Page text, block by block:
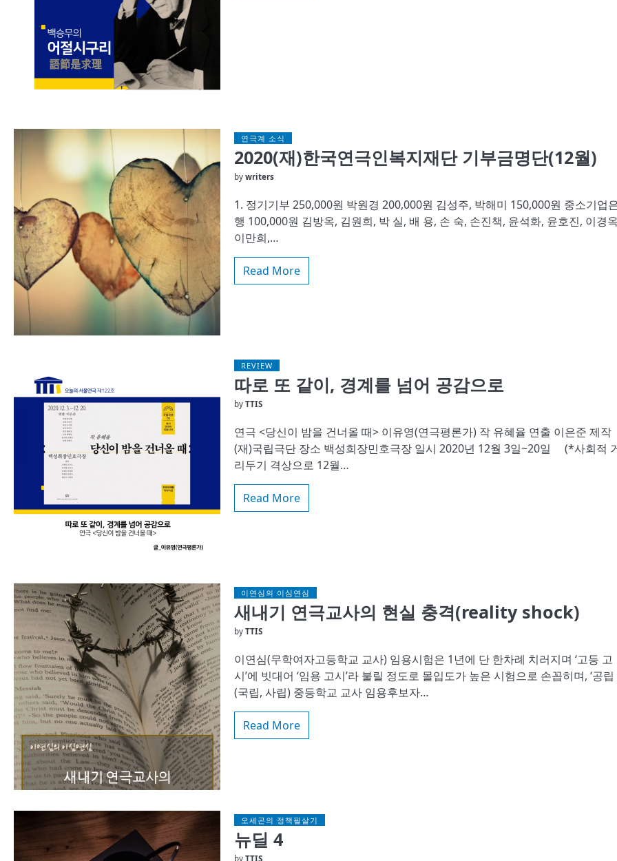
연극계 소식
2020(재)한국연극인복지재단 기부금명단(12월)
by writers
1. 정기기부 250,000원 박원경 200,000원 김성주, 박해미 150,000원 중소기업
행 100,000원 김방옥, 김원희, 박 실, 배 용, 손 숙, 손진책, 윤석화, 윤호진, 이경
이만희,…
Read More
REVIEW
따로 또 같이, 경계를 넘어 공감으로
by TTIS
연극 <당신이 밤을 건너올 때> 이유영(연극평론가) 작 유혜율 연출 이은준 제작
(재)국립극단 장소 백성희장민호극장 일시 2020년 12월 3일~20일 (*사회적
리두기 격상으로 12월…
Read More
이연심의 이심연심
새내기 연극교사의 현실 충격(reality shock)
by TTIS
이연심(무학여자고등학교 교사) 임용시험은 1년에 단 한차례 치러지며 ‘고등 고
시’에 빗대어 ‘임용 고시’라 불릴 정도로 몰입도가 높은 시험으로 손꼽히며, ‘공립
(국립, 사립) 중등학교 교사 임용후보자…
Read More
오세곤의 정책필살기
뉴딜 4
by TTIS